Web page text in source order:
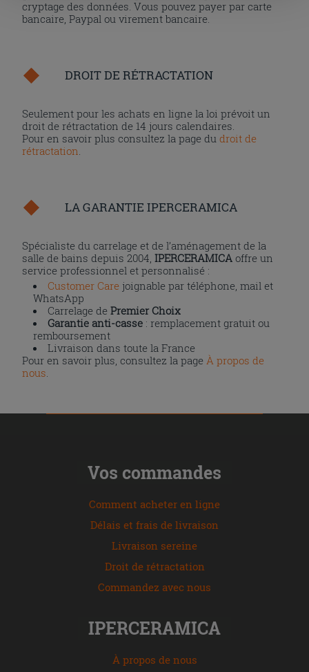
la touche « X », vous pourrez continuer à naviguer après
l'installation des cookies techniques uniquement.
cryptage des données. Vous pouvez payer par carte
bancaire, Paypal ou virement bancaire.
DROIT DE RÉTRACTATION
Seulement pour les achats en ligne la loi prévoit un
droit de rétractation de 14 jours calendaires.
Pour en savoir plus consultez la page dudroit de
rétractation
LA GARANTIE IPERCERAMICA
Spécialiste du carrelage et de l’aménagement de la
salle de bains depuis 2004,IPERCERAMICA offre un
service professionnel et personnalisé :
Customer Care joignable par téléphone, mail et
WhatsApp
Carrelage dePremier Choix
Garantie anti-casse : remplacement gratuit ou
remboursement
Livraison dans toute la France
Pour en savoir plus, consultez la page À propos de
nous
Vos commandes
Comment acheter en ligne
Délais et frais de livraison
Livraison sereine
Droit de rétractation
Commandez avec nous
IPERCERAMICA
À propos de nous